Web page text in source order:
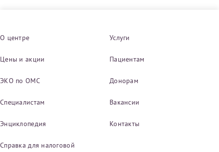
О центре Услуги
Цены и акции Пациентам
ЭКО по ОМС Донорам
Специалистам Вакансии
Энциклопедия Контакты
Справка для налоговой